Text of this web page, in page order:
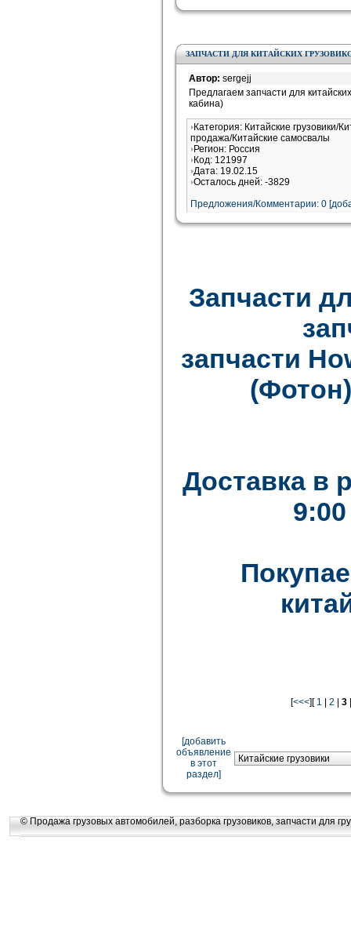
ЗАПЧАСТИ ДЛЯ КИТАЙСКИХ
Автор: sergejj
Предлагаем запчасти для
кабина)
Категория: Китайские грузовики/
продажа/Китайские самосвалы
Регион: Россия
Код: 121997
Дата: 19.02.15
Осталось дней: -3829
Предложения/Комментарии: 0
Запчасти
запчасти
Доставка в
[<<<][ 1 2 3
[добавить
объявление
в этот
раздел]
© Продажа грузовых автомобилей, разборка грузовиков, запчасти для